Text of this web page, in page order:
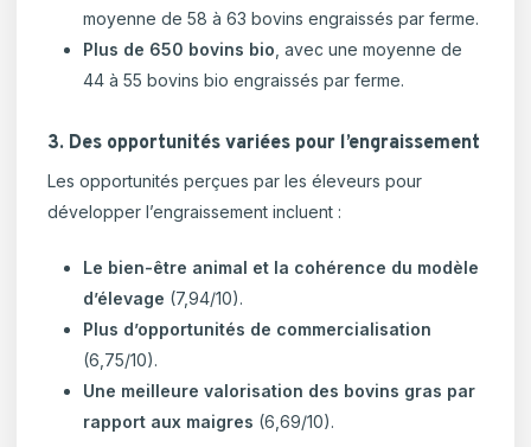
moyenne de 58 à 63 bovins engraissés par ferme.
Plus de 650 bovins bio, avec une moyenne de
44 à 55 bovins bio engraissés par ferme.
3. Des opportunités variées pour l’engraissement
Les opportunités perçues par les éleveurs pour
développer l’engraissement incluent :
Le bien-être animal et la cohérence du modèle
d’élevage (7,94/10).
Plus d’opportunités de commercialisation
(6,75/10).
Une meilleure valorisation des bovins gras par
rapport aux maigres (6,69/10).